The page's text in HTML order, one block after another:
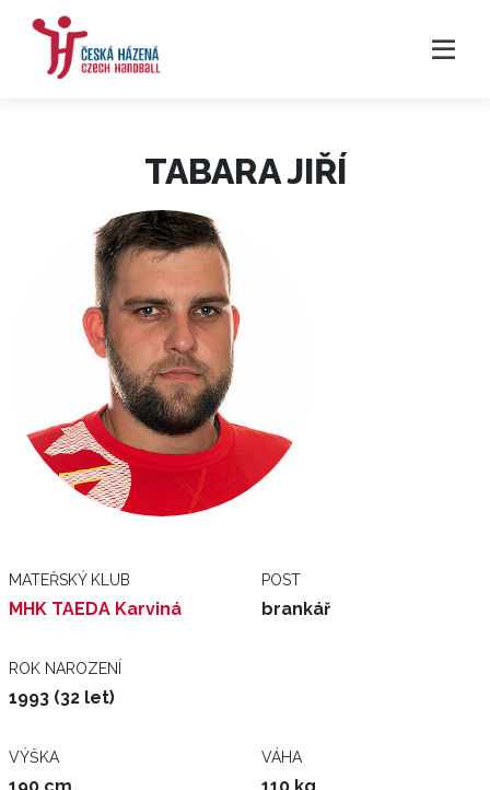
TABARA JIŘÍ
MATEŘSKÝ KLUB
MHK TAEDA Karviná
POST
brankář
ROK NAROZENÍ
1993 (32 let)
VÝŠKA VÁHA